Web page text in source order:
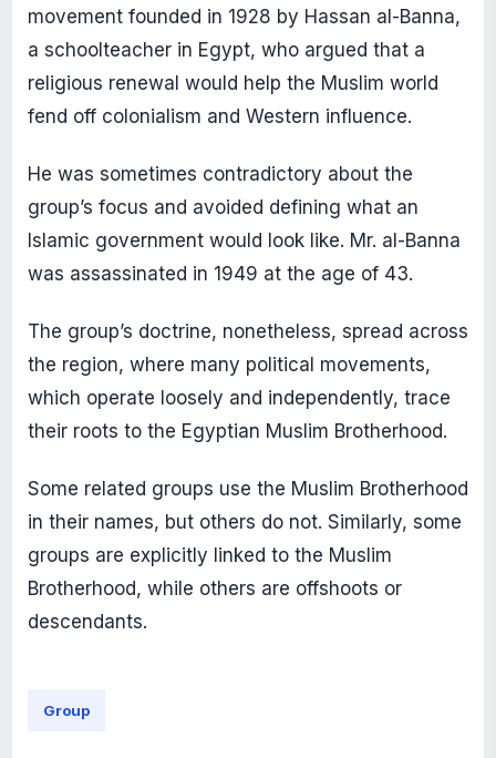
movement founded in 1928 by Hassan al-Banna,
a schoolteacher in Egypt, who argued that a
religious renewal would help the Muslim world
fend off colonialism and Western influence.
He was sometimes contradictory about the
group’s focus and avoided defining what an
Islamic government would look like. Mr. al-Banna
was assassinated in 1949 at the age of 43.
The group’s doctrine, nonetheless, spread across
the region, where many political movements,
which operate loosely and independently, trace
their roots to the Egyptian Muslim Brotherhood.
Some related groups use the Muslim Brotherhood
in their names, but others do not. Similarly, some
groups are explicitly linked to the Muslim
Brotherhood, while others are offshoots or
descendants.
Group